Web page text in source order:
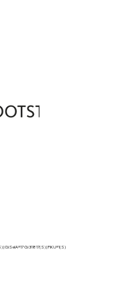
| GiSelA®17 Gi 31817(S) | PiKU®1(S)